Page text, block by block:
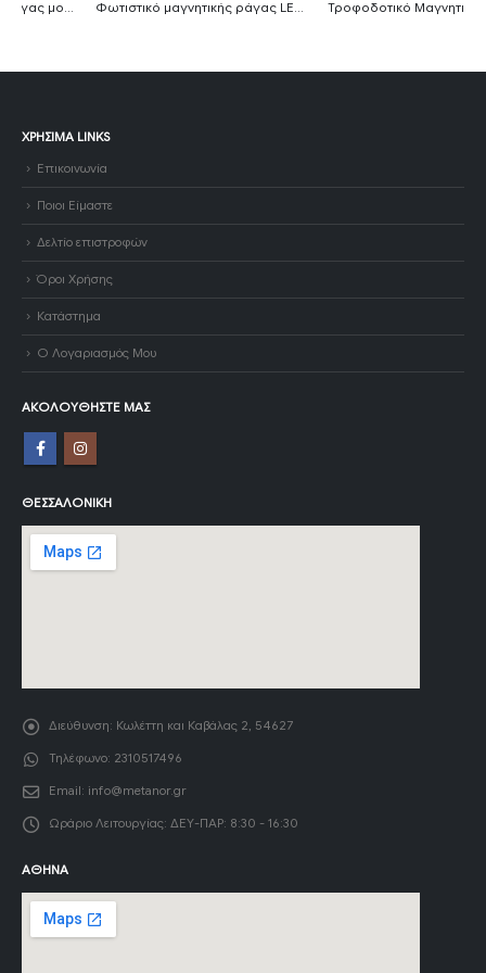
Φωτιστικό μαγνητικής ράγας LED M20 12 Heads 12W Θερμό λευκό Τροφοδοτικό Μαγνητικής Ράγας 48V 250W
ΧΡΉΣΙΜΑ LINKS
Επικοινωνία
Ποιοι Είμαστε
Δελτίο επιστροφών
Όροι Χρήσης
Κατάστημα
Ο Λογαριασμός Μου
ΑΚΟΛΟΥΘΉΣΤΕ ΜΑΣ
ΘΕΣΣΑΛΟΝΊΚΗ
Διεύθυνση: Κωλέττη και Καβάλας 2, 54627
Τηλέφωνο: 2310517496
Email: info@metanor.gr
Ωράριο Λειτουργίας: ΔΕΥ-ΠΑΡ: 8:30 - 16:30
ΑΘΉΝΑ